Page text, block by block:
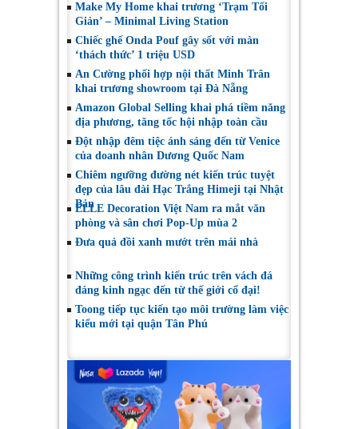
Make My Home khai trương ‘Trạm Tối
Giản’ – Minimal Living Station
Chiếc ghế Onda Pouf gây sốt với màn
‘thách thức’ 1 triệu USD
An Cường phối hợp nội thất Minh Trân
khai trương showroom tại Đà Nẵng
Amazon Global Selling khai phá tiềm năng
địa phương, tăng tốc hội nhập toàn cầu
Đột nhập đêm tiệc ánh sáng đến từ Venice
của doanh nhân Dương Quốc Nam
Chiêm ngưỡng đường nét kiến trúc tuyệt
đẹp của lâu đài Hạc Trắng Himeji tại Nhật
Bản
ELLE Decoration Việt Nam ra mắt văn
phòng và sân chơi Pop-Up mùa 2
Đưa quả đồi xanh mướt trên mái nhà
Những công trình kiến trúc trên vách đá
đáng kinh ngạc đến từ thế giới cổ đại!
Toong tiếp tục kiến tạo môi trường làm việc
kiểu mới tại quận Tân Phú